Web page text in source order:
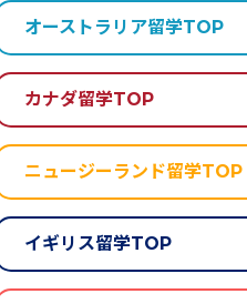
オーストラリア留学TOP
カナダ留学TOP
ニュージーランド留学TOP
イギリス留学TOP